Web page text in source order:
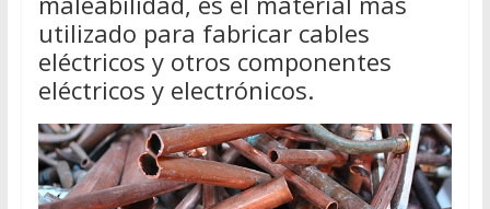
utilizado para fabricar cables
eléctricos y otros componentes
eléctricos y electrónicos.